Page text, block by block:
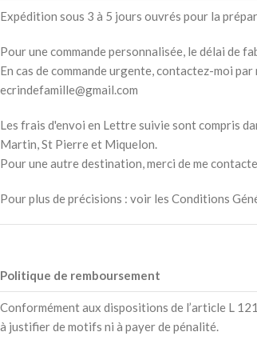
Expédition sous 3 à 5 jours ouvrés pour la
Pour une commande personnalisée, le délai de
En cas de commande urgente, contactez-moi
ecrindefamille@gmail.com
Les frais d'envoi en Lettre suivie sont compris
Martin, St Pierre et Miquelon.
Pour une autre destination, merci de me
Pour plus de précisions : voir les Conditions
Politique de remboursement
Conformément aux dispositions de l’article L
à justifier de motifs ni à payer de pénalité.